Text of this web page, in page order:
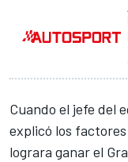
Cuando el jefe del
explicó los
lograra ganar el